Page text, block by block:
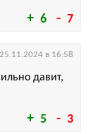
6 7
5 3
давит,
25.11.2024 в 16:58